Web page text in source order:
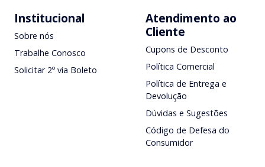
Institucional
Sobre nós
Trabalhe Conosco
Solicitar 2º via Boleto
Atendimento ao
Cliente
Cupons de Desconto
Política Comercial
Política de Entrega e
Devolução
Dúvidas e Sugestões
Código de Defesa do
Consumidor